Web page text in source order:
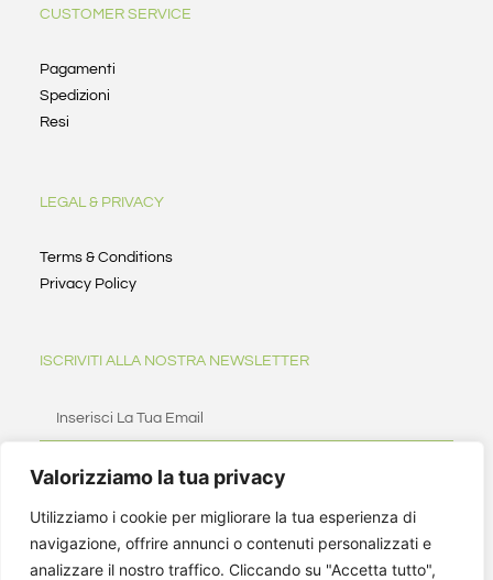
Valorizziamo la tua privacy
Utilizziamo i cookie per migliorare la tua esperienza di
navigazione, offrire annunci o contenuti personalizzati e
analizzare il nostro traffico. Cliccando su "Accetta tutto",
CUSTOMER SERVICE
Pagamenti
Spedizioni
Resi
LEGAL & PRIVACY
Terms & Conditions
Privacy Policy
ISCRIVITI ALLA NOSTRA NEWSLETTER